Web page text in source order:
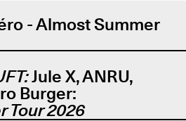
- Almost Summer
Jule X, ANRU,
Burger:
Tour 2026